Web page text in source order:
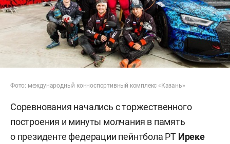
Фото: международный конноспортивный комплекс «Казань»
Соревнования начались с торжественного
построения и минуты молчания в память
о президенте федерации пейнтбола РТ Иреке